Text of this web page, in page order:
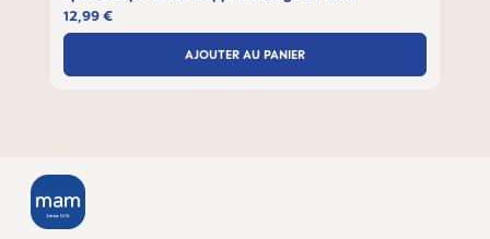
12,99 €
AJOUTER AU PANIER